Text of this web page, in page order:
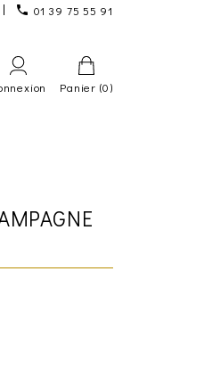
01 39 75 55 91
Panier (0)